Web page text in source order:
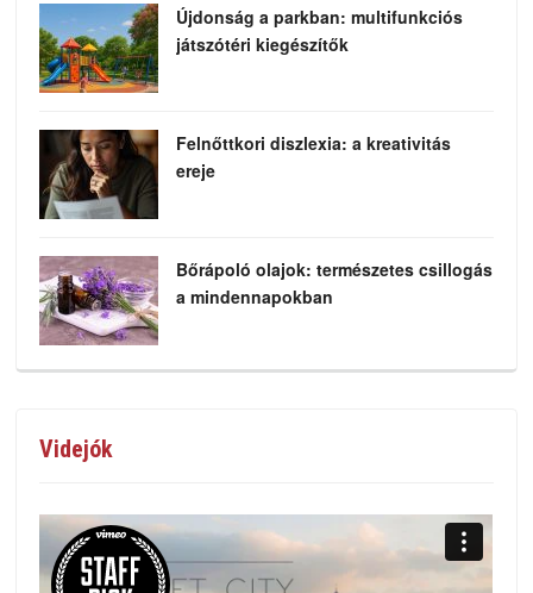
Újdonság a parkban: multifunkciós
játszótéri kiegészítők
Felnőttkori diszlexia: a kreativitás
ereje
Bőrápoló olajok: természetes csillogás
a mindennapokban
Videjók